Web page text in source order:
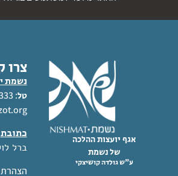
אגף יועצות ההלכה
של נשמת
ע"ש גולדה קושיצקי
צרו
נשמת
טל: 02-6404333
כתובת
ברל לוקר 26 א'
הצהרת